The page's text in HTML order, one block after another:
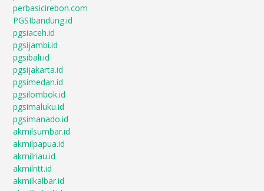
perbasicirebon.com
PGSIbandung.id
pgsiaceh.id
pgsijambi.id
pgsibali.id
pgsijakarta.id
pgsimedan.id
pgsilombok.id
pgsimaluku.id
pgsimanado.id
akmilsumbar.id
akmilpapua.id
akmilriau.id
akmilntt.id
akmilkalbar.id